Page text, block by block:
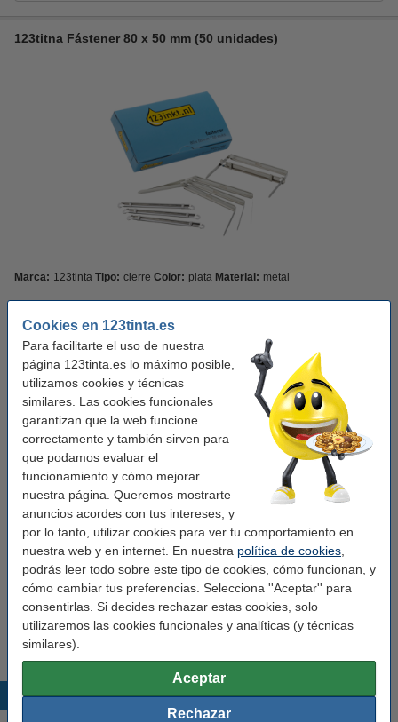
Cookies en 123tinta.es
Para facilitarte el uso de nuestra
página 123tinta.es lo máximo posible,
utilizamos cookies y técnicas
similares. Las cookies funcionales
garantizan que la web funcione
correctamente y también sirven para
que podamos evaluar el
funcionamiento y cómo mejorar
nuestra página. Queremos mostrarte
anuncios acordes con tus intereses, y
por lo tanto, utilizar cookies para ver tu comportamiento en
nuestra web y en internet. En nuestra política de cookies
podrás leer todo sobre este tipo de cookies, cómo funcionan, y
cómo cambiar tus preferencias. Selecciona ''Aceptar'' para
consentirlas. Si decides rechazar estas cookies, solo
utilizaremos las cookies funcionales y analíticas (y técnicas
similares).
Aceptar
Rechazar
123titna Fástener 80 x 50 mm (50 unidades)
Marca: 123tinta Tipo: cierre Color: plata Material: metal
¡Ahorra más del 35%con nuestra marca propia!
En stock
¡Recíbelo el lunes!
3,50 € Comprar
Consejo: compra
Papel A4 Estándar 80gr (500 hojas)
4,95 €
123tinta caja de archivo A4 80 x 230 x 320 mm
20,50 €
123tinta Perforadora de 2 agujeros (30 hojas)
6,95 €
Productos destacados